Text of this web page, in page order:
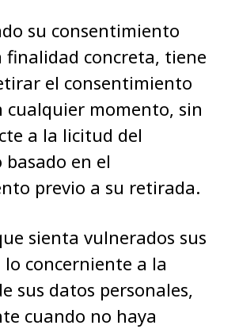
su consentimiento
finalidad concreta, tiene
el consentimiento
cualquier momento, sin
a la licitud del
en el
previo a su retirada.
sienta vulnerados sus
lo concerniente a la
sus datos personales,
cuando no haya